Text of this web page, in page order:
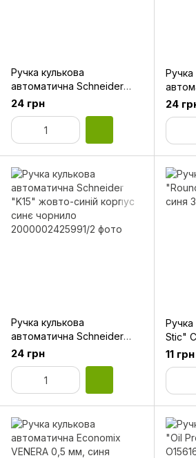
Ручка кулькова
автоматична Schneider
"K15" 0,7мм, білий корпус
пише синім
24 грн
Ручка
"K15"
24
Ручка кулькова
автоматична Schneider
"K15" жовто-синій корпус
синє чорнило
24 грн
Ручка
Stic"
11 грн